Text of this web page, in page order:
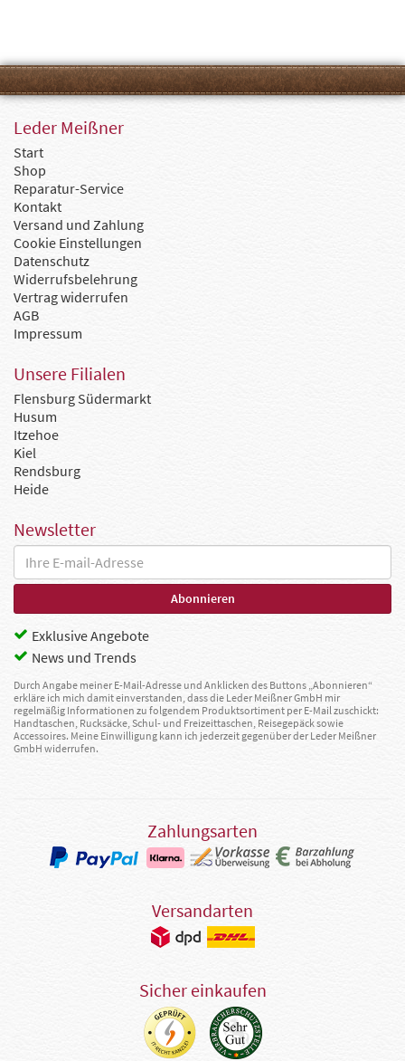
Leder Meißner
Start
Shop
Reparatur-Service
Kontakt
Versand und Zahlung
Cookie Einstellungen
Datenschutz
Widerrufsbelehrung
Vertrag widerrufen
AGB
Impressum
Unsere Filialen
Flensburg Südermarkt
Husum
Itzehoe
Kiel
Rendsburg
Heide
Newsletter
Exklusive Angebote
News und Trends
Durch Angabe meiner E-Mail-Adresse und Anklicken des Buttons „Abonnieren“
erkläre ich mich damit einverstanden, dass die Leder Meißner GmbH mir
regelmäßig Informationen zu folgendem Produktsortiment per E-Mail zuschickt:
Handtaschen, Rucksäcke, Schul- und Freizeittaschen, Reisegepäck sowie
Accessoires. Meine Einwilligung kann ich jederzeit gegenüber der Leder Meißner
GmbH widerrufen.
Zahlungsarten
Versandarten
Sicher einkaufen